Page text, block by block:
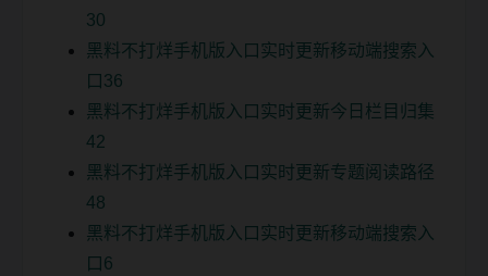
30
黑料不打烊手机版入口实时更新移动端搜索入
口36
黑料不打烊手机版入口实时更新今日栏目归集
42
黑料不打烊手机版入口实时更新专题阅读路径
48
黑料不打烊手机版入口实时更新移动端搜索入
口6